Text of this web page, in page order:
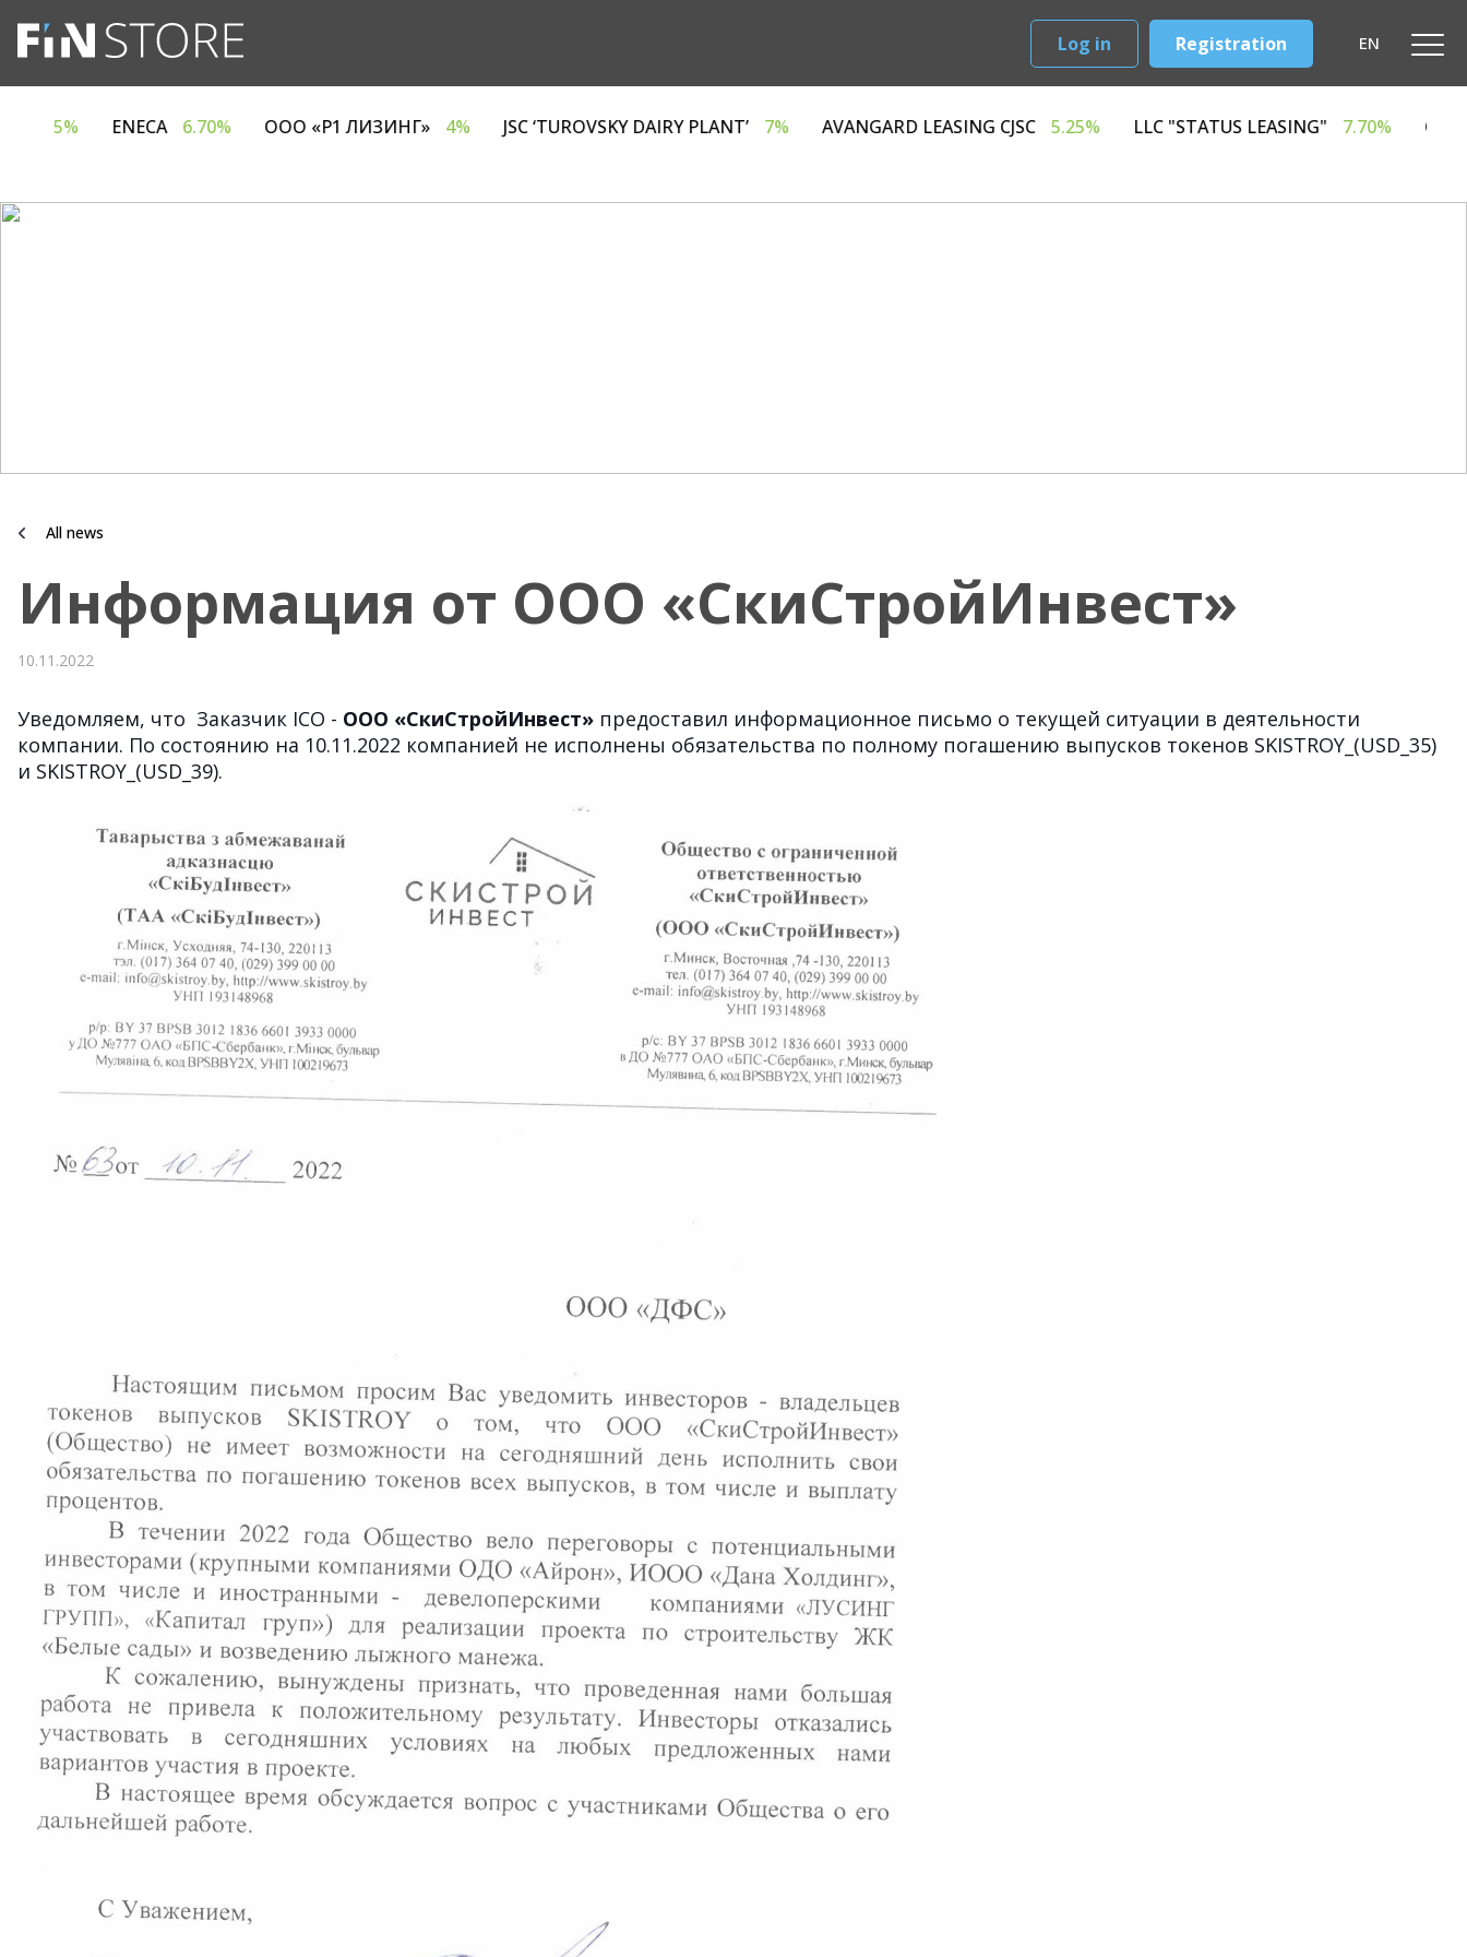
EN
Log in Registration
ЕВРОТАЙМ» 5% ENECA 6.70% ООО «Р1 ЛИЗИНГ» 4% JSC ‘TUROVSKY DAIRY PLANT’ 7% AVANGARD LEASING CJSC 5.25% LLC "STATUS LEASING"
All news
Информация от ООО «СкиСтройИнвест»
10.11.2022
Уведомляем, что Заказчик ICO - ООО «СкиСтройИнвест» предоставил информационное письмо о текущей ситуации в деятельности
компании. По состоянию на 10.11.2022 компанией не исполнены обязательства по полному погашению выпусков токенов SKISTROY_(USD_35)
и SKISTROY_(USD_39).